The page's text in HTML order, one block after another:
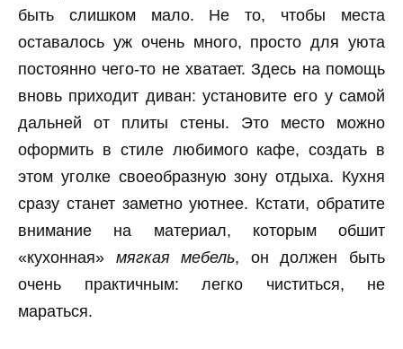
быть слишком мало. Не то, чтобы места
оставалось уж очень много, просто для уюта
постоянно чего-то не хватает. Здесь на помощь
вновь приходит диван: установите его у самой
дальней от плиты стены. Это место можно
оформить в стиле любимого кафе, создать в
этом уголке своеобразную зону отдыха. Кухня
сразу станет заметно уютнее. Кстати, обратите
внимание на материал, которым обшит
«кухонная» мягкая мебель, он должен быть
очень практичным: легко чиститься, не
мараться.